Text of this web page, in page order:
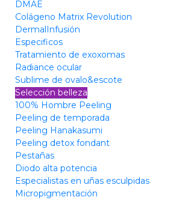
DMAE
Colágeno Matrix Revolution
DermalInfusión
Especificos
Tratamiento de exoxomas
Radiance ocular
Sublime de ovalo&escote
Selección belleza
100% Hombre Peeling
Peeling de temporada
Peeling Hanakasumi
Peeling detox fondant
Pestañas
Diodo alta potencia
Especialistas en uñas esculpidas
Micropigmentación